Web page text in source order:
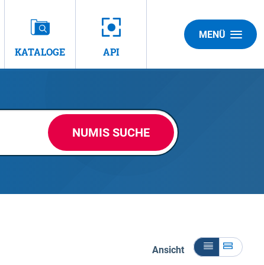
KATALOGE API
MENÜ
NUMIS SUCHE
Ansicht